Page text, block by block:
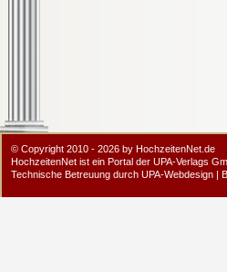
© Copyright 2010 - 2026 by HochzeitenNet.de
HochzeitenNet ist ein Portal der UPA-Verlags
Technische Betreuung durch UPA-Webdesign |